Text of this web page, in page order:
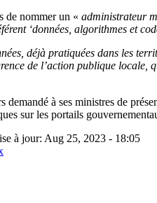
de nommer un « administrateur
‘données, algorithmes et
déjà pratiquées dans les
de l’action publique locale,
à ses ministres de
sur les portails
à jour: Aug 25, 2023 - 18:05